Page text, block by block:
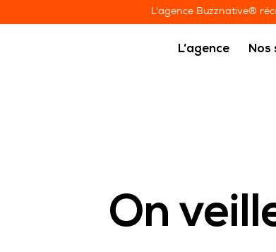
L'agence Buzznative®
L’agence Nos
On